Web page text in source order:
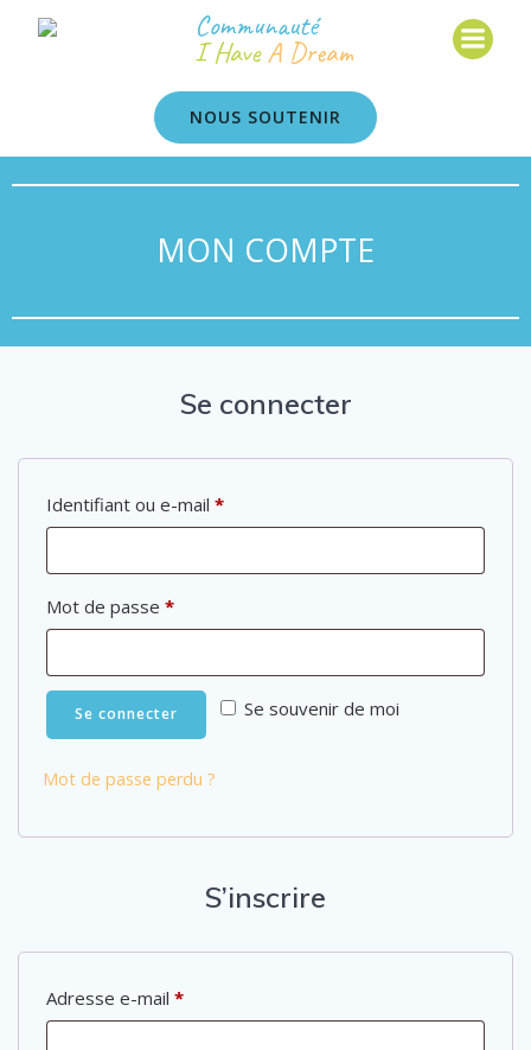
Communauté
I Have A Dream
NOUS SOUTENIR
MON COMPTE
Se connecter
Identifiant ou e-mail *
Mot de passe *
Se souvenir de moi
Se connecter
Mot de passe perdu ?
S’inscrire
Adresse e-mail *